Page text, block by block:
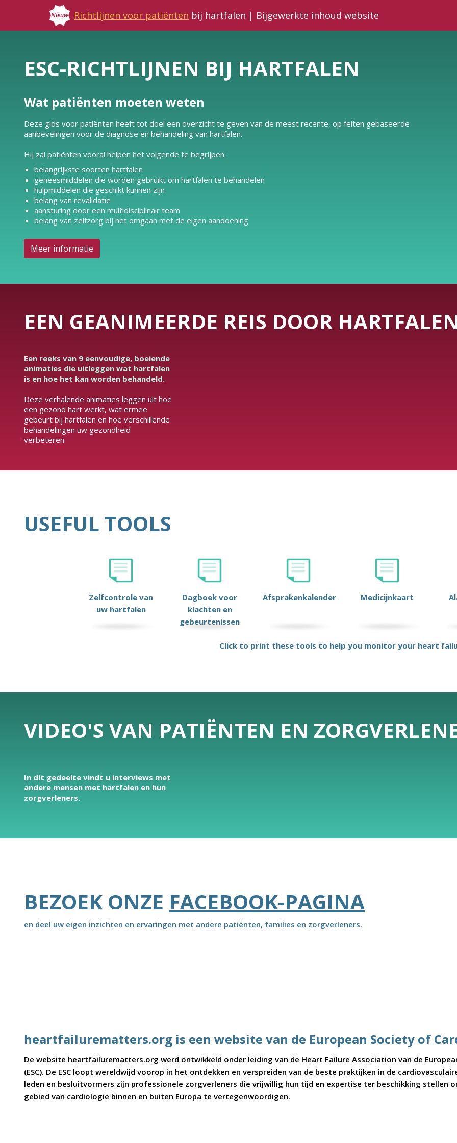
Nieuw Richtlijnen voor patiënten bij hartfalen | Bijgewerkte inhoud website
ESC-RICHTLIJNEN BIJ HARTFALEN
Wat patiënten moeten weten
Deze gids voor patiënten heeft tot doel een overzicht te geven van de meest recente, op feiten gebaseerde
aanbevelingen voor de diagnose en behandeling van hartfalen.
Hij zal patiënten vooral helpen het volgende te begrijpen:
belangrijkste soorten hartfalen
geneesmiddelen die worden gebruikt om hartfalen te behandelen
hulpmiddelen die geschikt kunnen zijn
belang van revalidatie
aansturing door een multidisciplinair team
belang van zelfzorg bij het omgaan met de eigen aandoening
Meer informatie
EEN GEANIMEERDE REIS DOOR
Een reeks van 9 eenvoudige, boeiende
animaties die uitleggen wat hartfalen
is en hoe het kan worden behandeld.
Deze verhalende animaties leggen uit hoe
een gezond hart werkt, wat ermee
gebeurt bij hartfalen en hoe verschillende
behandelingen uw gezondheid
verbeteren.
USEFUL TOOLS
Zelfcontrole van
uw hartfalen
Dagboek voor
klachten en
gebeurtenissen
Afsprakenkalender Medicijnkaart
Click to print these tools to help you monitor your heart
VIDEO'S VAN PATIËNTEN EN
In dit gedeelte vindt u interviews met
andere mensen met hartfalen en hun
zorgverleners.
BEZOEK ONZE FACEBOOK-PAGINA
en deel uw eigen inzichten en ervaringen met andere patiënten, families en zorgverleners.
heartfailurematters.org is een website van de European Society of
De website heartfailurematters.org werd ontwikkeld onder leiding van de Heart Failure Association van de
(ESC). De ESC loopt wereldwijd voorop in het ontdekken en verspreiden van de beste praktijken in de
leden en besluitvormers zijn professionele zorgverleners die vrijwillig hun tijd en expertise ter beschikking stellen
gebied van cardiologie binnen en buiten Europa te vertegenwoordigen.